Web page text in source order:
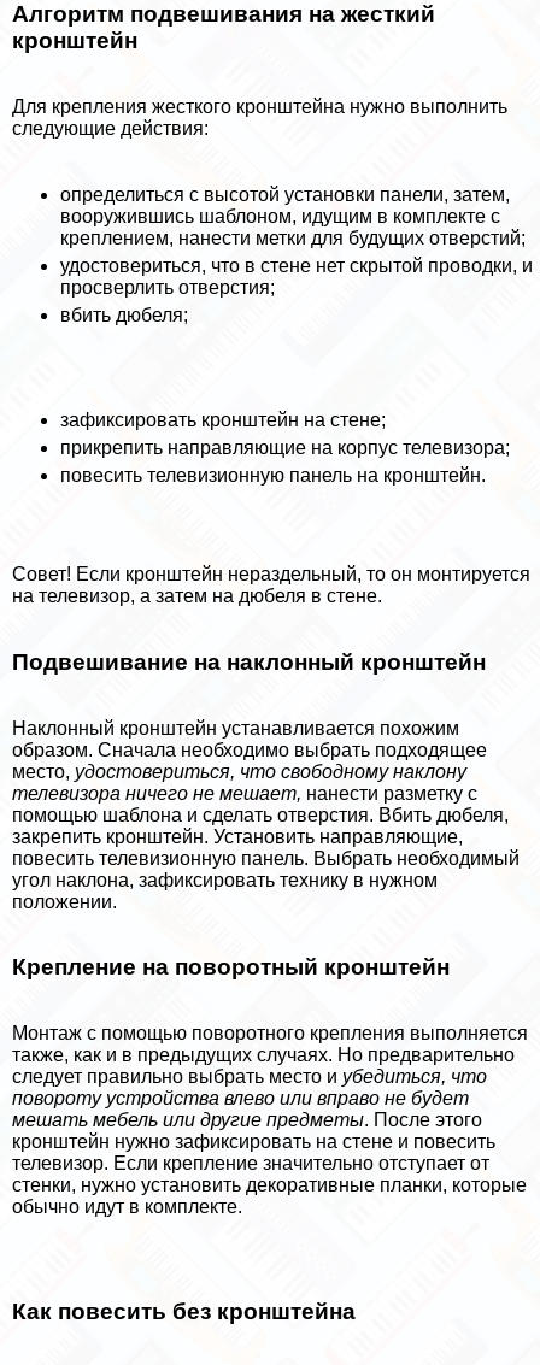
Алгоритм подвешивания на жесткий
кронштейн
Для крепления жесткого кронштейна нужно выполнить
следующие действия:
определиться с высотой установки панели, затем,
вооружившись шаблоном, идущим в комплекте с
креплением, нанести метки для будущих отверстий;
удостовериться, что в стене нет скрытой проводки, и
просверлить отверстия;
вбить дюбеля;
зафиксировать кронштейн на стене;
прикрепить направляющие на корпус телевизора;
повесить телевизионную панель на кронштейн.
Совет! Если кронштейн нераздельный, то он монтируется
на телевизор, а затем на дюбеля в стене.
Подвешивание на наклонный кронштейн
Наклонный кронштейн устанавливается похожим
образом. Сначала необходимо выбрать подходящее
место, удостовериться, что свободному наклону
телевизора ничего не мешает, нанести разметку с
помощью шаблона и сделать отверстия. Вбить дюбеля,
закрепить кронштейн. Установить направляющие,
повесить телевизионную панель. Выбрать необходимый
угол наклона, зафиксировать технику в нужном
положении.
Крепление на поворотный кронштейн
Монтаж с помощью поворотного крепления выполняется
также, как и в предыдущих случаях. Но предварительно
следует правильно выбрать место и убедиться, что
повороту устройства влево или вправо не будет
мешать мебель или другие предметы. После этого
кронштейн нужно зафиксировать на стене и повесить
телевизор. Если крепление значительно отступает от
стенки, нужно установить декоративные планки, которые
обычно идут в комплекте.
Как повесить без кронштейна